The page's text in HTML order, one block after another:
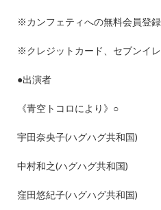
※カンフェティへの無料会員登
※クレジットカード、セブンイ
●出演者
《青空トコロにより》 ○
宇田奈央子(ハグハグ共和国)
中村和之(ハグハグ共和国)
窪田悠紀子(ハグハグ共和国)